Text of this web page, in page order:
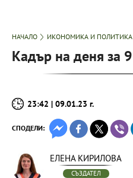
НАЧАЛО ИКОНОМИКА И ПОЛИТИКА
Кадър на деня за
23:42 | 09.01.23 г.
СПОДЕЛИ:
ЕЛЕНА КИРИЛОВА
СЪЗДАТЕЛ